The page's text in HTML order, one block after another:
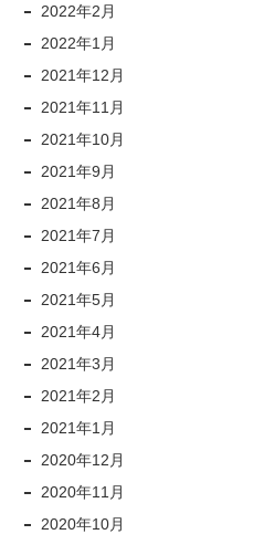
2022年2月
2022年1月
2021年12月
2021年11月
2021年10月
2021年9月
2021年8月
2021年7月
2021年6月
2021年5月
2021年4月
2021年3月
2021年2月
2021年1月
2020年12月
2020年11月
2020年10月